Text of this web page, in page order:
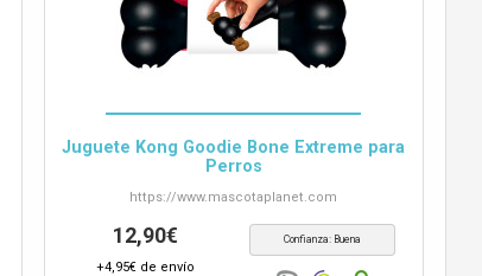
Juguete Kong Goodie Bone Extreme para
Perros
https://www.mascotaplanet.com
12,90€
+4,95€ de envío
Confianza: Buena